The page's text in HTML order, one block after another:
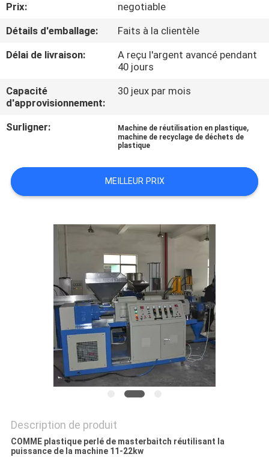
CONTRÔLE
DE
QUALITÉ
CONTACTEZ-
NOUS
DEMANDEZ
CITATION
PRIVACY
POLICY
Prix:
negotiable
Détails d'emballage:
Faits à la clientèle
Délai de livraison:
A reçu l'argent avancé pendant
40 jours
Capacité
d'approvisionnement:
30 jeux par mois
Surligner: Machine de réutilisation en plastique,
machine de recyclage de déchets de
plastique
MEILLEUR PRIX
Description de produit
COMME plastique perlé de masterbaitch réutilisant la
puissance de la machine 11-22kw